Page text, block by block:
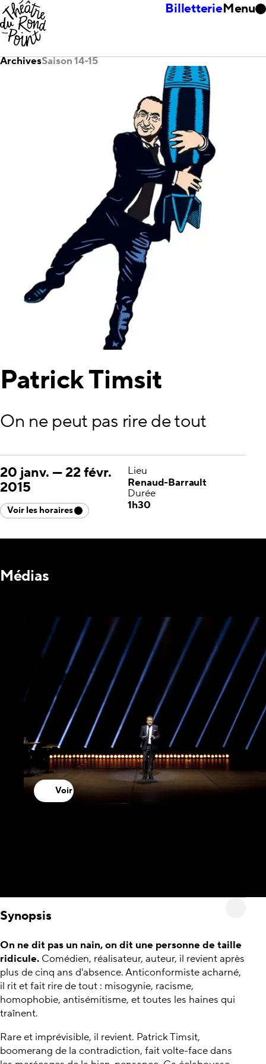
BilletterieMenu
ArchivesSaison 14-15
Patrick Timsit
On ne peut pas rire de tout
20 janv. —22 févr.
2015
Voir les horaires
Lieu
Renaud-Barrault
Durée
1h30
Médias
Voir
Synopsis
On ne dit pas un nain, on dit une personne de taille
ridicule. Comédien, réalisateur, auteur, il revient après
plus de cinq ans d'absence. Anticonformiste acharné,
il rit et fait rire de tout : misogynie, racisme,
homophobie, antisémitisme, et toutes les haines qui
traînent.
Rare et imprévisible, il revient. Patrick Timsit,
boomerang de la contradiction, fait volte-face dans